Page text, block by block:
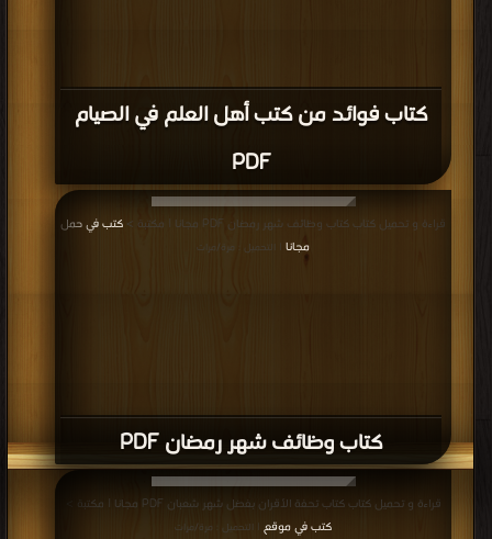
كتاب فوائد من كتب أهل العلم في الصيام
PDF
كتاب وظائف شهر رمضان PDF
قراءة و تحميل كتاب كتاب وظائف شهر رمضان PDF مجانا | مكتبة >
كتب في حمل
مجانا | التحميل : مرة/مرات
قراءة و تحميل كتاب كتاب تحفة الأقران بفضل شهر شعبان PDF مجانا | مكتبة >
كتب في موقع
| التحميل : مرة/مرات